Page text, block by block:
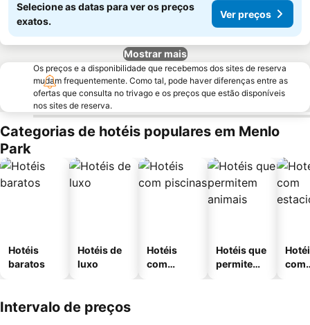
Selecione as datas para ver os preços
exatos.
Ver preços
Mostrar mais
Os preços e a disponibilidade que recebemos dos sites de reserva
mudam frequentemente. Como tal, pode haver diferenças entre as
ofertas que consulta no trivago e os preços que estão disponíveis
nos sites de reserva.
Categorias de hotéis populares em Menlo
Park
Hotéis
baratos
Hotéis de
luxo
Hotéis
com
Hotéis que
permitem
com
Intervalo de preços